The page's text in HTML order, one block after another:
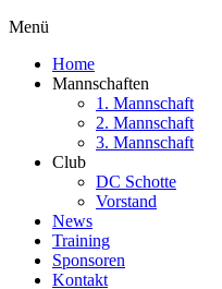
Menü
Home
Mannschaften
1. Mannschaft
2. Mannschaft
3. Mannschaft
Club
DC Schotte
Vorstand
News
Training
Sponsoren
Kontakt